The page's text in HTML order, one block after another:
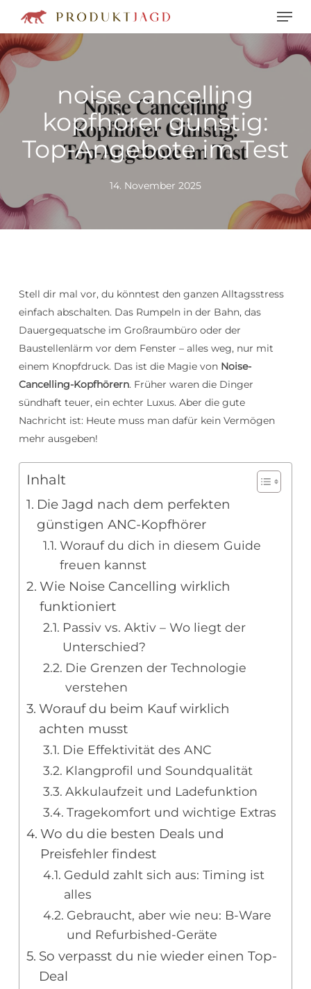
main
content
noise cancelling
kopfhörer günstig:
Top-Angebote im Test
14. November 2025
Stell dir mal vor, du könntest den ganzen Alltagsstress
einfach abschalten. Das Rumpeln in der Bahn, das
Dauergequatsche im Großraumbüro oder der
Baustellenlärm vor dem Fenster – alles weg, nur mit
einem Knopfdruck. Das ist die Magie von Noise-
Cancelling-Kopfhörern. Früher waren die Dinger
sündhaft teuer, ein echter Luxus. Aber die gute
Nachricht ist: Heute muss man dafür kein Vermögen
mehr ausgeben!
Inhalt
Die Jagd nach dem perfekten
günstigen ANC-Kopfhörer
Worauf du dich in diesem Guide
freuen kannst
Wie Noise Cancelling wirklich
funktioniert
Passiv vs. Aktiv – Wo liegt der
Unterschied?
Die Grenzen der Technologie
verstehen
Worauf du beim Kauf wirklich
achten musst
Die Effektivität des ANC
Klangprofil und Soundqualität
Akkulaufzeit und Ladefunktion
Tragekomfort und wichtige Extras
Wo du die besten Deals und
Preisfehler findest
Geduld zahlt sich aus: Timing ist
alles
Gebraucht, aber wie neu: B-Ware
und Refurbished-Geräte
So verpasst du nie wieder einen Top-
Deal